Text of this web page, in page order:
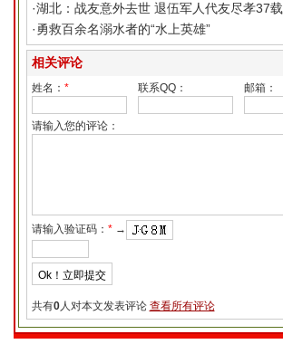
·湖北：战友意外去世 退伍军人代友尽孝37载
·勇救百余名溺水者的“水上英雄”
相关评论
姓名： * 联系QQ： 邮箱：
请输入您的评论：
请输入验证码： *→
共有0人对本文发表评论 查看所有评论